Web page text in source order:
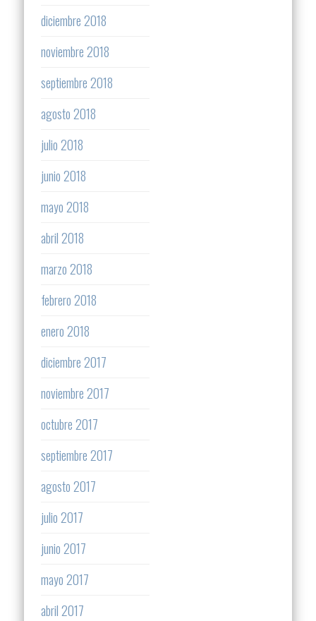
diciembre 2018
noviembre 2018
septiembre 2018
agosto 2018
julio 2018
junio 2018
mayo 2018
abril 2018
marzo 2018
febrero 2018
enero 2018
diciembre 2017
noviembre 2017
octubre 2017
septiembre 2017
agosto 2017
julio 2017
junio 2017
mayo 2017
abril 2017